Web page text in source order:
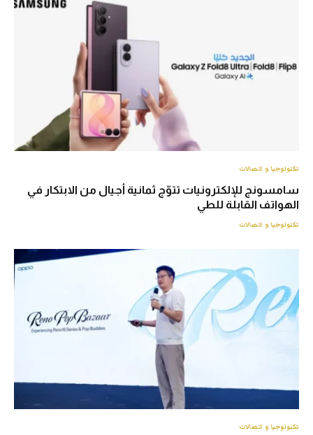
تكنولوجيا و اتصالات
سامسونج للإلكترونيات تتوّج ثمانية أجيال من الابتكار في
الهواتف القابلة للطي
تكنولوجيا و اتصالات
تكنولوجيا و اتصالات